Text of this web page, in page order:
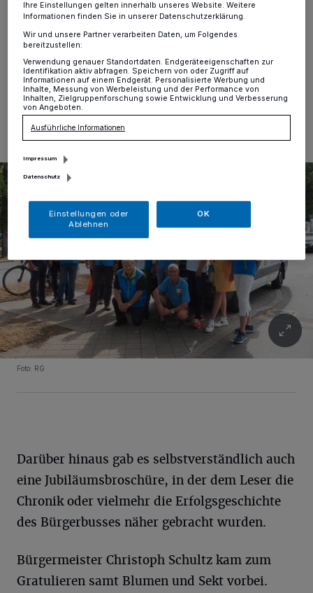
Alt-Erkrath·Der Bürgerbus Erkrath feierte diese
galt an diesem Tag - freie Fahrt für 0 Euro.
31.08.2022 , 14:14 Uhr Eine Minute Lesezeit
Foto: RG
Darüber hinaus gab es selbstverständlich auch
eine Jubiläumsbroschüre, in der dem Leser die
Chronik oder vielmehr die Erfolgsgeschichte
des Bürgerbusses näher gebracht wurden.
Bürgermeister Christoph Schultz kam zum
Gratulieren samt Blumen und Sekt vorbei.
Ihre Einstellungen gelten innerhalb unseres Website. Weitere
Informationen finden Sie in unserer Datenschutzerklärung.
Wir und unsere Partner verarbeiten Daten, um Folgendes
bereitzustellen:
Verwendung genauer Standortdaten. Endgeräteeigenschaften zur
Identifikation aktiv abfragen. Speichern von oder Zugriff auf
Informationen auf einem Endgerät. Personalisierte Werbung und
Inhalte, Messung von Werbeleistung und der Performance von
Inhalten, Zielgruppenforschung sowie Entwicklung und Verbesserung
von Angeboten.
Ausführliche Informationen
Impressum
Datenschutz
Einstellungen oder
Ablehnen
OK